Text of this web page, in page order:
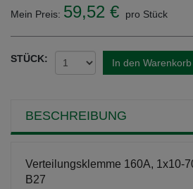
Mein Preis: 59,52 € pro Stück
STÜCK: In den Warenkorb
BESCHREIBUNG
Verteilungsklemme 160A, 1x10-
B27